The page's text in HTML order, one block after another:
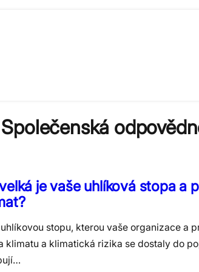
Společenská
je vaše uhlíková stopa a
stopu, kterou vaše organizace a
klimatu a klimatická rizika se dostaly do